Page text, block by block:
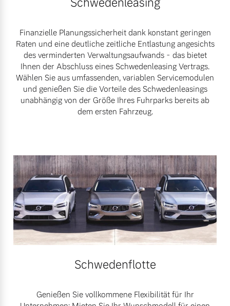
Schwedenleasing
Finanzielle Planungssicherheit dank konstant geringen
Raten und eine deutliche zeitliche Entlastung angesichts
des verminderten Verwaltungsaufwands - das bietet
Ihnen der Abschluss eines Schwedenleasing Vertrags.
Wählen Sie aus umfassenden, variablen Servicemodulen
und genießen Sie die Vorteile des Schwedenleasings
unabhängig von der Größe Ihres Fuhrparks bereits ab
dem ersten Fahrzeug.
Schwedenflotte
Genießen Sie vollkommene Flexibilität für Ihr